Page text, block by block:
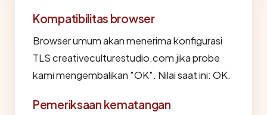
Kompatibilitas browser
Browser umum akan menerima konfigurasi
TLS creativeculturestudio.com jika probe
kami mengembalikan "OK". Nilai saat ini: OK.
Pemeriksaan kematangan